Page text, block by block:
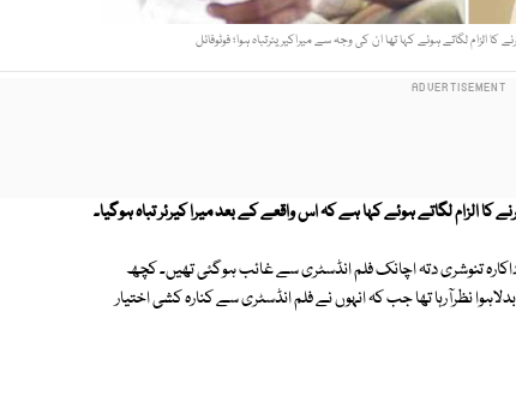
کا الزام لگاتے ہوئے کہا ہے کہ اس واقعے کے بعد میرا کیرئر تباہ ہوگیا۔
تنوشری دتہ اچانک فلم انڈسٹری سے غائب ہوگئی تھیں۔ کچھ
نظرآرہا تھا جب کہ انہوں نے فلم انڈسٹری سے کنارہ کشی اختیار